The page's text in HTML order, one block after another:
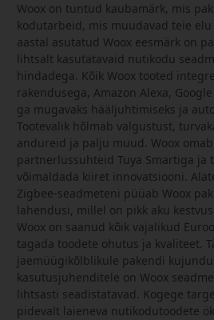
Woox on tuntud kaubamärk, mis
kodutarbeid, mis muudavad teie elu
aastal asutatud Woox eesmärk on
lihtsalt kasutatavaid nutikodu
hindadega. Kõik Woox tooted
rakendusega, Amazon Alexa,
ga mugavaks hääljuhtimiseks ja
Tootevalik hõlmab valgustust,
andureid ja palju muud. Woox
partnerlussuhteid Tuya Smartiga ja
võimaldada kiiret innovatsiooni.
Zigbee-seadmeteni püüab Woox
lahendusi, millel on pikk aku
Woox on saanud kõik vajalikud
tagada toodete ohutus ja kvaliteet.
jaemüügikõlblikule pakendi
kasutusjuhenditele on Woox
lihtsasti seadistatavad. Kogege
pidevalt laieneva nutikodutoodete